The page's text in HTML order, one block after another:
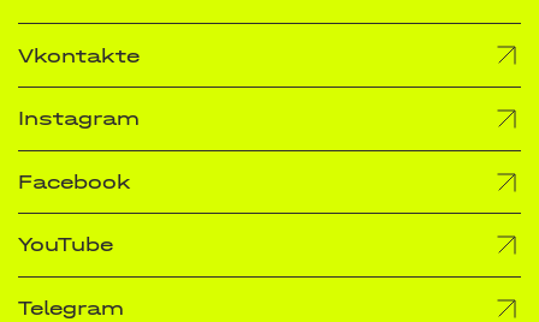
Vkontakte
Instagram
Facebook
YouTube
Telegram